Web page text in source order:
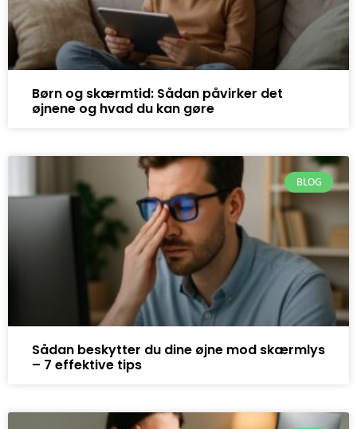
Børn og skærmtid: Sådan påvirker det
øjnene og hvad du kan gøre
BLOG
Sådan beskytter du dine øjne mod skærmlys
– 7 effektive tips